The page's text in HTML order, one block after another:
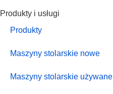
Produkty i usługi
Produkty
Maszyny stolarskie nowe
Maszyny stolarskie używane